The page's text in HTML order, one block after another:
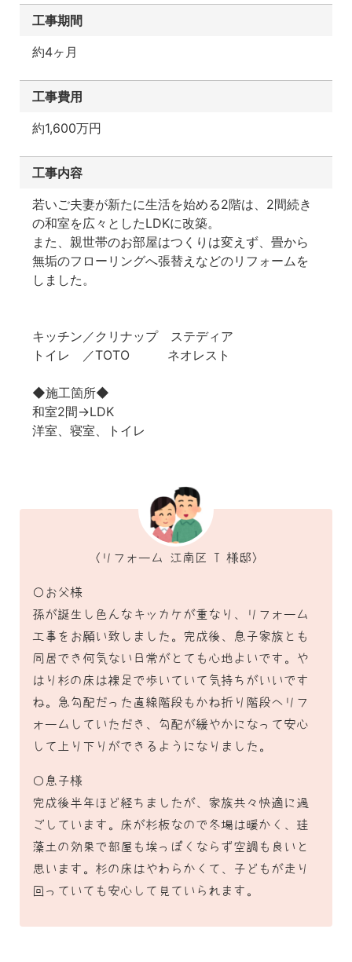
工事期間
約4ヶ月
工事費用
約1,600万円
工事内容
若いご夫妻が新たに生活を始める2階は、2間続き
の和室を広々としたLDKに改築。
また、親世帯のお部屋はつくりは変えず、畳から
無垢のフローリングへ張替えなどのリフォームを
しました。
キッチン／クリナップ ステディア
トイレ ／TOTO ネオレスト
◆施工箇所◆
和室2間→LDK
洋室、寝室、トイレ
〈リフォーム 江南区 T 様邸〉
〇お父様
孫が誕生し色んなキッカケが重なり、リフォーム
工事をお願い致しました。完成後、息子家族とも
同居でき何気ない日常がとても心地よいです。や
はり杉の床は裸足で歩いていて気持ちがいいです
ね。急勾配だった直線階段もかね折り階段へリフ
ォームしていただき、勾配が緩やかになって安心
して上り下りができるようになりました。
〇息子様
完成後半年ほど経ちましたが、家族共々快適に過
ごしています。床が杉板なので冬場は暖かく、珪
藻土の効果で部屋も埃っぽくならず空調も良いと
思います。杉の床はやわらかくて、子どもが走り
回っていても安心して見ていられます。